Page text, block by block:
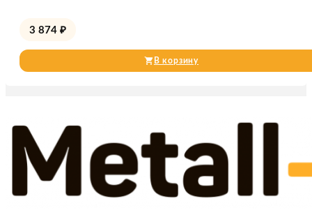
3 874 ₽
В корзину